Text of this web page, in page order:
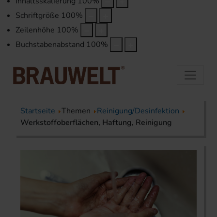
Schriftgröße 100%
Zeilenhöhe 100%
Buchstabenabstand 100%
Startseite Themen
Reinigung/Desinfektion
Werkstoffoberflächen, Haftung, Reinigung